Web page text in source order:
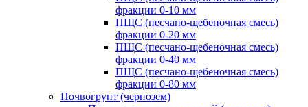
фракции 0-10 мм
ПЩС (песчано-щебеночная смесь)
фракции 0-20 мм
ПЩС (песчано-щебеночная смесь)
фракции 0-40 мм
ПЩС (песчано-щебеночная смесь)
фракции 0-80 мм
Почвогрунт (чернозем)